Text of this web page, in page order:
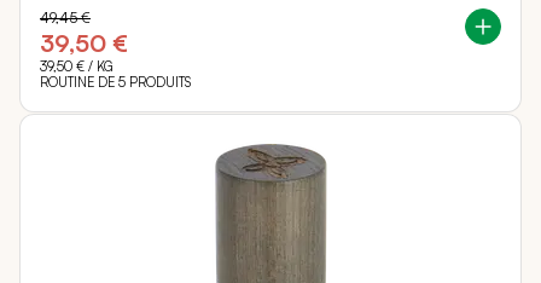
39,50 €
49,45 €
39,50 € / KG
ROUTINE DE 5 PRODUITS